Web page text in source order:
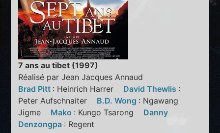
7 ans au tibet (1997)
Réalisé par Jean Jacques Annaud
Brad Pitt : Heinrich Harrer David Thewlis :
Peter Aufschnaiter B.D. Wong : Ngawang
Jigme Mako : Kungo Tsarong Danny
Denzongpa : Regent